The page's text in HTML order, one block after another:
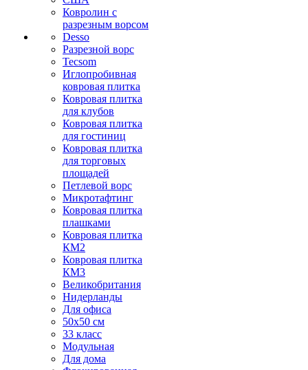
Ковролин с
разрезным ворсом
Desso
Разрезной ворс
Tecsom
Иглопробивная
ковровая плитка
Ковровая плитка
для клубов
Ковровая плитка
для гостиниц
Ковровая плитка
для торговых
площадей
Петлевой ворс
Микротафтинг
Ковровая плитка
плашками
Ковровая плитка
КМ2
Ковровая плитка
КМ3
Великобритания
Нидерланды
Для офиса
50х50 см
33 класс
Модульная
Для дома